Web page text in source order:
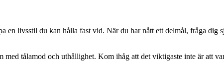
en livsstil du kan hålla fast vid. När du har nått ett delmål, fråga dig
med tålamod och uthållighet. Kom ihåg att det viktigaste inte är att